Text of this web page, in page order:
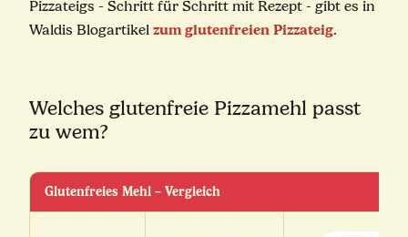
Pizzateigs - Schritt für Schritt mit Rezept - gibt es in
Waldis Blogartikel zum glutenfreien Pizzateig.
Welches glutenfreie Pizzamehl passt
zu wem?
Glutenfreies Mehl – Vergleich